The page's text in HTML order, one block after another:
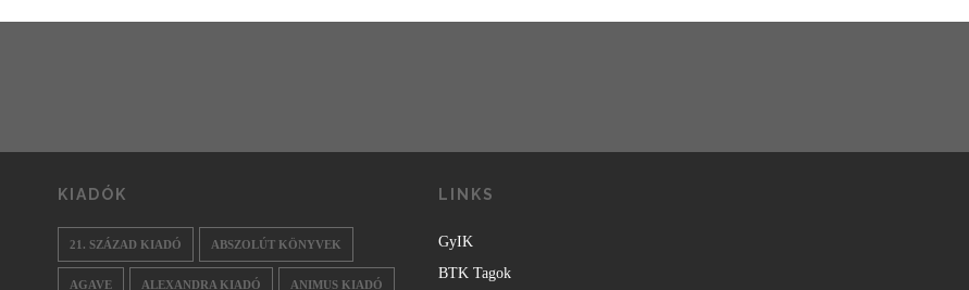
KIADÓK
21. SZÁZAD KIADÓ ABSZOLÚT KÖNYVEK
AGAVE ALEXANDRA KIADÓ ANIMUS KIADÓ
LINKS
GyIK
BTK Tagok